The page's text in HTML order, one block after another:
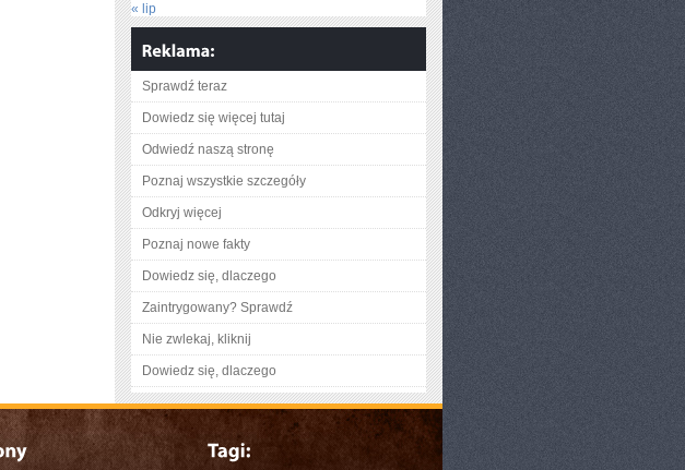
« lip
Sprawdź teraz
Dowiedz się więcej tutaj
Odwiedź naszą stronę
Poznaj wszystkie szczegóły
Odkryj więcej
Poznaj nowe fakty
Dowiedz się, dlaczego
Zaintrygowany? Sprawdź
Nie zwlekaj, kliknij
Dowiedz się, dlaczego